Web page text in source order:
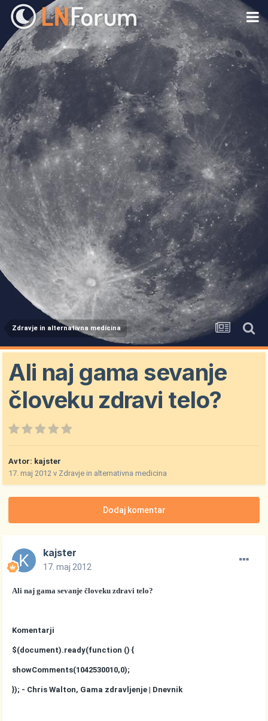
Zdravje in alternativna medicina
Ali naj gama sevanje
človeku zdravi telo?
Avtor: kajster
17. maj 2012 v Zdravje in alternativna medicina
Dodaj komentar
kajster
17. maj 2012
Ali naj gama sevanje človeku zdravi telo?
Komentarji
$(document).ready(function () {
showComments(1042530010,0);
}); - Chris Walton, Gama zdravljenje | Dnevnik